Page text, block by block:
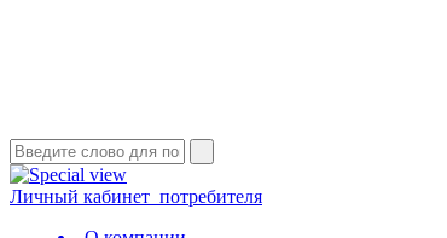
Личный кабинет потребителя